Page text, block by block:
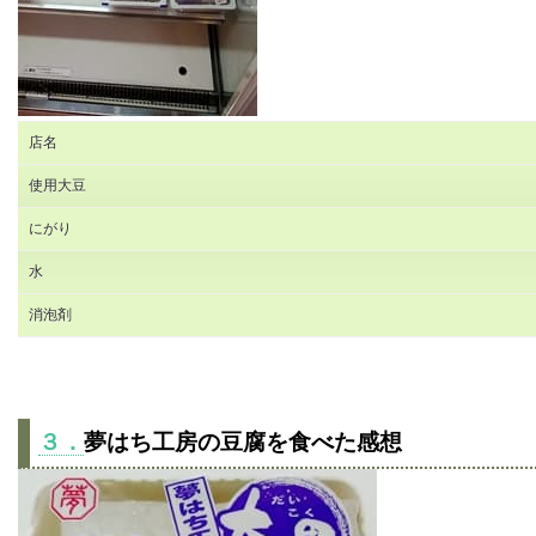
店名
使用大豆
にがり
水
消泡剤
３． 夢はち工房の豆腐を食べた感想